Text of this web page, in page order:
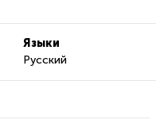
Языки
Русский